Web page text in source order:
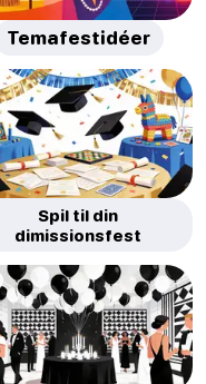
Temafestidéer
Spil til din
dimissionsfest